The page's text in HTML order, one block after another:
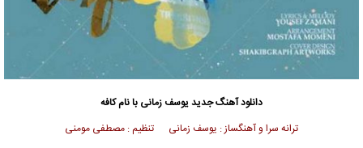
دانلود آهنگ جدیدیوسف زمانی با نام کافه
ترانه سرا و آهنگساز : یوسف زمانی تنظیم : مصطفی مومنی